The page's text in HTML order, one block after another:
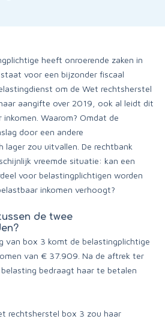
heeft onroerende zaken in
voor een bijzonder fiscaal
om de Wet rechtsherstel
aangifte over 2019, ook al leidt dit
Waarom? Omdat de
door een andere
lager zou uitvallen. De rechtbank
vreemde situatie: kan een
voor belastingplichtigen worden
inkomen verhoogt?
de twee
van box 3 komt de belastingplichtige
van € 37.909. Na de aftrek ter
bedraagt haar te betalen
rechtsherstel box 3 zou haar